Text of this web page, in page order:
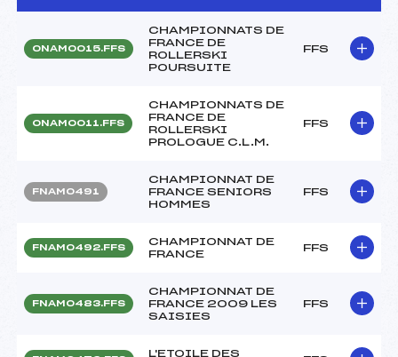
ONAM0015.FFS
CHAMPIONNATS DE
FRANCE DE
ROLLERSKI
POURSUITE
FFS
ONAM0011.FFS
CHAMPIONNATS DE
FRANCE DE
ROLLERSKI
PROLOGUE C.L.M.
FFS
FNAM0491
CHAMPIONNAT DE
FRANCE SENIORS
HOMMES
FFS
FNAM0492.FFS
CHAMPIONNAT DE
FRANCE
FFS
FNAM0483.FFS
CHAMPIONNAT DE
FRANCE 2009 LES
SAISIES
FFS
L'ETOILE DES